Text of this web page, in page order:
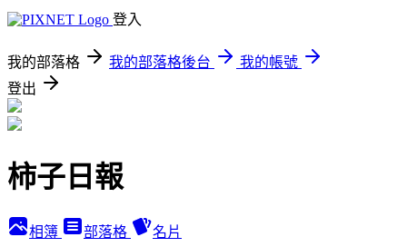
登入
我的部落格 我的部落格後台
我的帳號
登出
柿子日報
相簿 部落格 名片